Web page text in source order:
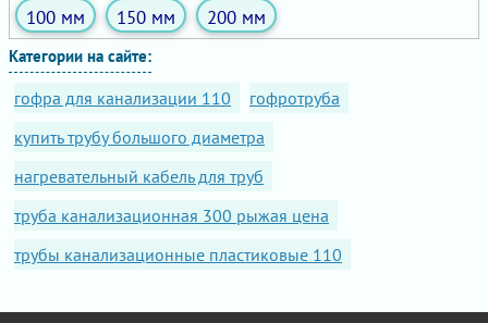
100 мм 150 мм 200 мм
Категории на сайте:
гофра для канализации 110
гофротруба
купить трубу большого диаметра
нагревательный кабель для труб
труба канализационная 300 рыжая цена
трубы канализационные пластиковые 110